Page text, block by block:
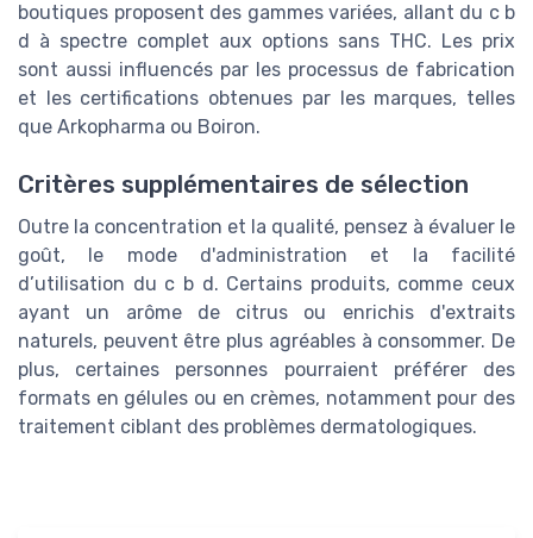
boutiques proposent des gammes variées, allant du c b
d à spectre complet aux options sans THC. Les prix
sont aussi influencés par les processus de fabrication
et les certifications obtenues par les marques, telles
que Arkopharma ou Boiron.
Critères supplémentaires de sélection
Outre la concentration et la qualité, pensez à évaluer le
goût, le mode d'administration et la facilité
d’utilisation du c b d. Certains produits, comme ceux
ayant un arôme de citrus ou enrichis d'extraits
naturels, peuvent être plus agréables à consommer. De
plus, certaines personnes pourraient préférer des
formats en gélules ou en crèmes, notamment pour des
traitement ciblant des problèmes dermatologiques.